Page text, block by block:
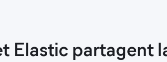
Elastic partagent